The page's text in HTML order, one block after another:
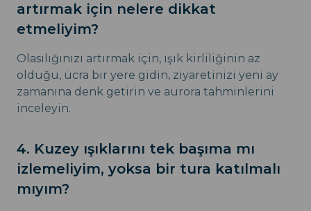
artırmak için nelere dikkat
etmeliyim?
Olasılığınızı artırmak için, ışık kirliliğinin az
olduğu, ücra bir yere gidin, ziyaretinizi yeni ay
zamanına denk getirin ve aurora tahminlerini
inceleyin.
4. Kuzey ışıklarını tek başıma mı
izlemeliyim, yoksa bir tura katılmalı
mıyım?